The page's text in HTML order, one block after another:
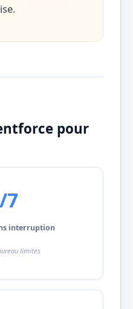
pour
7
interruption
limites